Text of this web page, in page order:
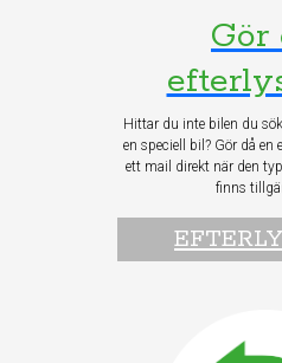
Gör
Hittar du inte bilen du
en speciell bil? Gör då en
ett mail direkt när den
finns